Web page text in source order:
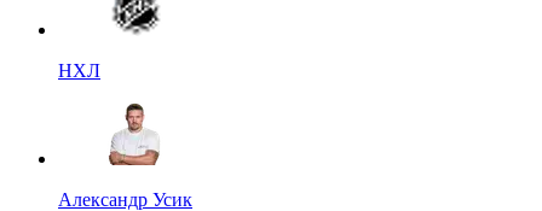
НХЛ
Александр Усик